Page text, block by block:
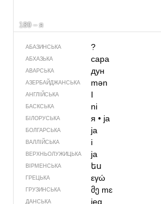
189 – я
АБАЗИНСЬКА ?
АБХАЗЬКА сара
АВАРСЬКА дун
АЗЕРБАЙДЖАНСЬКА mən
АНГЛІЙСЬКА I
БАСКСЬКА ni
БІЛОРУСЬКА я• ja
БОЛГАРСЬКА ja
ВАЛЛІЙСЬКА i
ВЕРХНЬОЛУЖИЦЬКА ja
ВІРМЕНСЬКА ես
ГРЕЦЬКА εγώ
ГРУЗИНСЬКА მე mɛ
ДАНСЬКА jeg